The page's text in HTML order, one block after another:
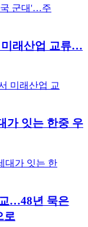
미래산업 교류…
가 잇는 한중 우
…48년 묵은
로